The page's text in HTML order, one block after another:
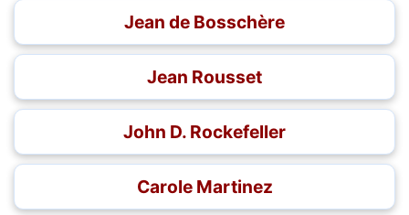
Jean de Bosschère
Jean Rousset
John D. Rockefeller
Carole Martinez